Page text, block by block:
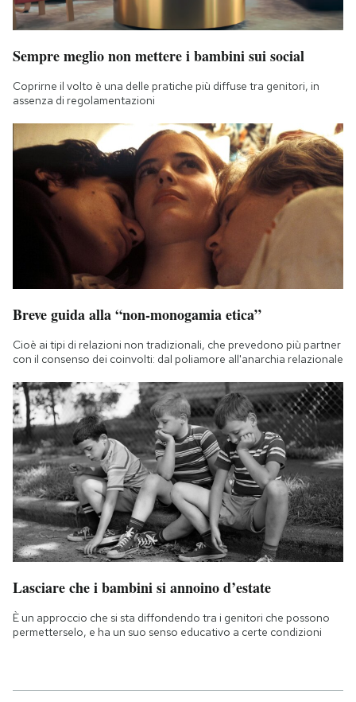
Sempre meglio non mettere i bambini sui social
Coprirne il volto è una delle pratiche più diffuse tra genitori, in
assenza di regolamentazioni
Breve guida alla “non-monogamia etica”
Cioè ai tipi di relazioni non tradizionali, che prevedono più partner
con il consenso dei coinvolti: dal poliamore all'anarchia relazionale
Lasciare che i bambini si annoino d’estate
È un approccio che si sta diffondendo tra i genitori che possono
permetterselo, e ha un suo senso educativo a certe condizioni